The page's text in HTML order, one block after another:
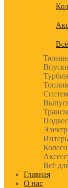
Всё
Главная
О нас